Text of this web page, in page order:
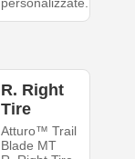
R. Right
Tire
Atturo™ Trail
Blade MT